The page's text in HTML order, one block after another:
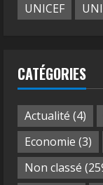
UNICEF
CATÉGORIES
Actualité (4)
Economie (3)
Non classé